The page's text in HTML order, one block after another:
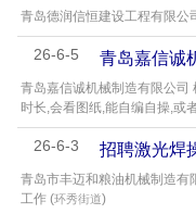
青岛德润信恒建设工程有限公
26-6-5 青岛嘉信诚
青岛嘉信诚机械制造有限公司
时长,会看图纸,能自编自操,或
26-6-3 招聘激光焊
青岛市丰迈和粮油机械制造有
工作 (环秀街道)